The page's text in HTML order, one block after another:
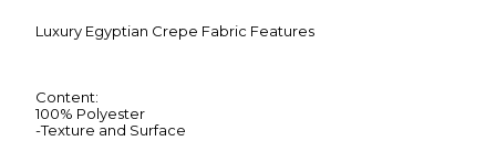
Luxury Egyptian Crepe Fabric Features
Content:
100% Polyester
-Texture and Surface